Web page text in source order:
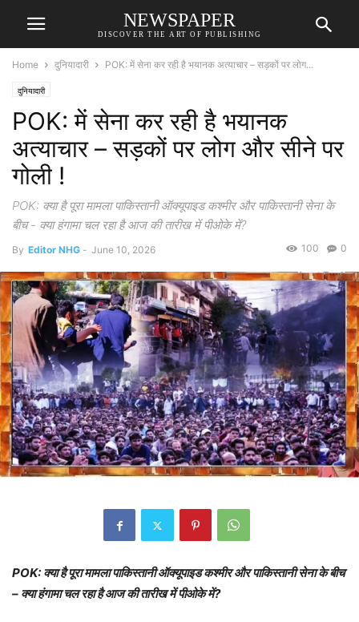
NEWSPAPER
DISCOVER THE ART OF PUBLISHING
Home दुनियादारी POK: में सेना कर रही है भयानक अत्याचार – सड़कों पर लोग...
दुनियादारी
POK: में सेना कर रही है भयानक
अत्याचार – सड़कों पर लोग और सीने पर
गोली !
POK: क्या है पूरा मामला पाकिस्तानी ऑक्यूपाइड कश्मीर और पाकिस्तानी सेना के
बीच - क्या हंगामा चल रहा है आज की तारीख में पीओके में?
By Editor NHG - June 10, 2026 0
100
POK: क्या है पूरा मामला पाकिस्तानी ऑक्यूपाइड कश्मीर और पाकिस्तानी सेना के बीच
– क्या हंगामा चल रहा है आज की तारीख में पीओके में?